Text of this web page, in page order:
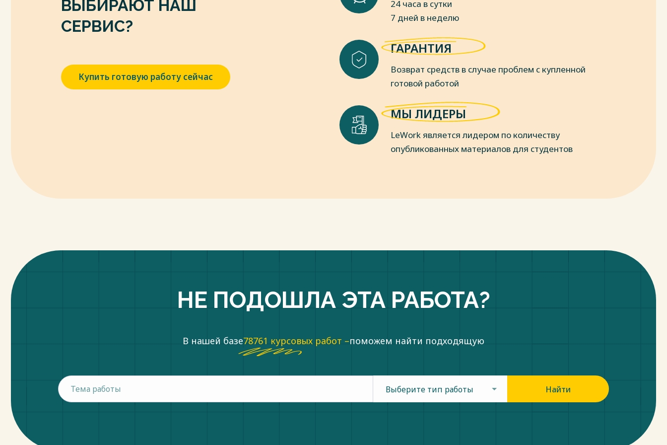
ВЫБИРАЮТ НАШ
СЕРВИС?
Купить готовую работу сейчас
24 часа в сутки
7 дней в неделю
ГАРАНТИЯ
Возврат средств в случае проблем с купленной
готовой работой
МЫ ЛИДЕРЫ
LeWork является лидером по количеству
опубликованных материалов для студентов
НЕ ПОДОШЛА ЭТА РАБОТА?
В нашей базе78761 курсовых работ –поможем найти подходящую
Выберите тип работы Найти